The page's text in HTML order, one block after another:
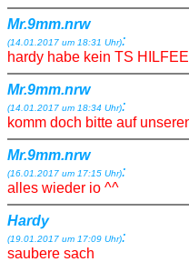
Mr.9mm.nrw
(14.01.2017 um 18:31 Uhr):
hardy habe kein TS
Mr.9mm.nrw
(14.01.2017 um 18:34 Uhr):
komm doch bitte auf
Mr.9mm.nrw
(16.01.2017 um 17:15 Uhr):
alles wieder io ^^
Hardy
(19.01.2017 um 17:09 Uhr):
saubere sach